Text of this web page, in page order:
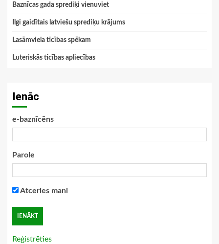
Baznīcas gada sprediķi vienuviet
Ilgi gaidītais latviešu sprediķu krājums
Lasāmviela ticības spēkam
Luteriskās ticības apliecības
Ienāc
e-baznīcēns
Parole
Atceries mani
Reģistrēties